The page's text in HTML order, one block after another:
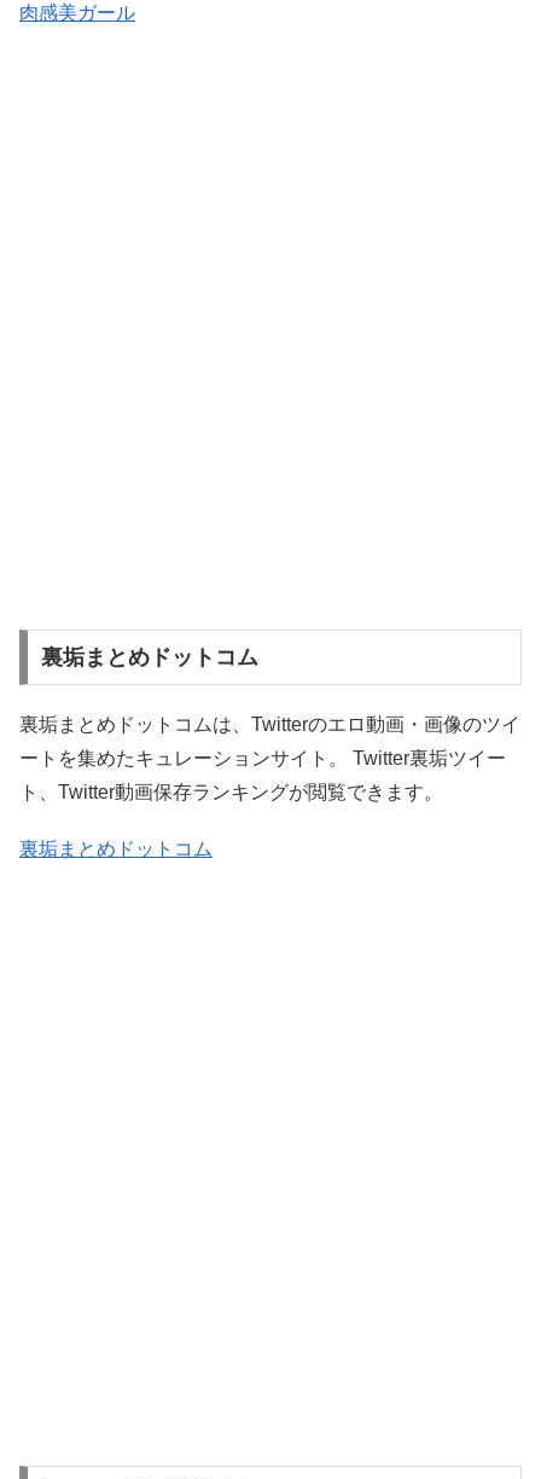
肉感美ガール
裏垢まとめドットコム
裏垢まとめドットコムは、Twitterのエロ動画・画像のツイ
ートを集めたキュレーションサイト。 Twitter裏垢ツイー
ト、Twitter動画保存ランキングが閲覧できます。
裏垢まとめドットコム